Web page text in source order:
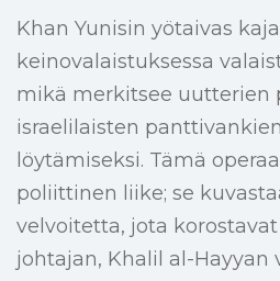
Khan Yunisin yötaivas
keinovalaistuksessa
mikä merkitsee uutterien
israelilaisten
löytämiseksi. Tämä
poliittinen liike; se
velvoitetta, jota
johtajan, Khalil al-Hayyan